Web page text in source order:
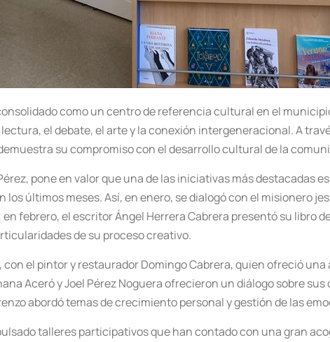
como un centro de referencia cultural en el
el debate, el arte y la conexión intergeneracional. A
su compromiso con el desarrollo cultural de la
pone en valor que una de las iniciativas más destacadas es
últimos meses. Así, en enero, se dialogó con el misionero
febrero, el escritor Ángel Herrera Cabrera presentó su libro de
de su proceso creativo.
el pintor y restaurador Domingo Cabrera, quien ofreció
Aceró y Joel Pérez Noguera ofrecieron un diálogo sobre
abordó temas de crecimiento personal y gestión de las
talleres participativos que han contado con una gran